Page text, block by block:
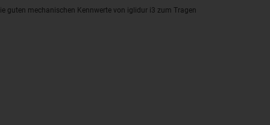
guten mechanischen Kennwerte von iglidur i3 zum Tragen